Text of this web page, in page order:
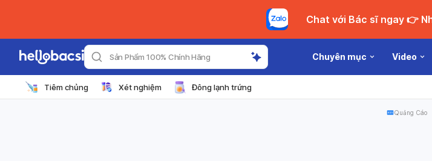
Chat với
Sản Phẩm 100% Chính Hãng Chuyên mục Video
Tiêm chủng Xét nghiệm Đông lạnh trứng
Quảng Cáo